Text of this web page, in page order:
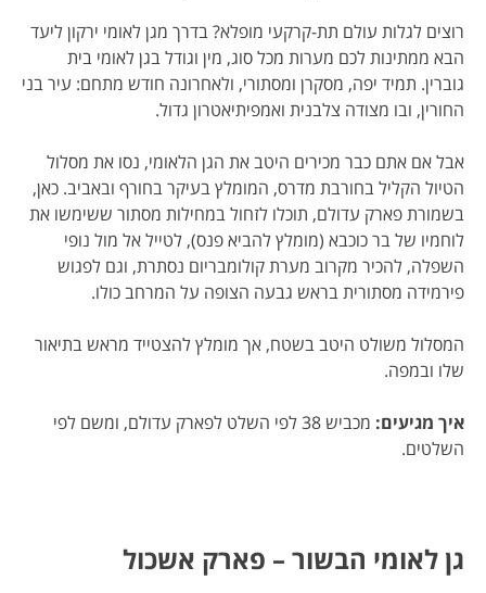
רוצים לגלות עולם תת-קרקעי מופלא? בדרך מגן לאומי ירקון ליעד
הבא ממתינות לכם מערות מכל סוג, מין וגודל בגן לאומי בית
גוברין. תמיד יפה, מסקרן ומסתורי, ולאחרונה חודש מתחם: עיר בני
החורין, ובו מצודה צלבנית ואמפיתיאטרון גדול.
אבל אם אתם כבר מכירים היטב את הגן הלאומי, נסו את מסלול
הטיול הקליל בחורבת מדרס, המומלץ בעיקר בחורף ובאביב. כאן,
בשמורת פארק עדולם, תוכלו לזחול במחילות מסתור ששימשו את
לוחמיו של בר כוכבא (מומלץ להביא פנס), לטייל אל מול נופי
השפלה, להכיר מקרוב מערת קולומבריום נסתרת, וגם לפגוש
פירמידה מסתורית בראש גבעה הצופה על המרחב כולו.
המסלול משולט היטב בשטח, אך מומלץ להצטייד מראש בתיאור
שלו ובמפה.
איך מגיעים:
מכביש 38 לפי השלט לפארק עדולם, ומשם לפי
השלטים.
גן לאומי הבשור – פארק אשכול